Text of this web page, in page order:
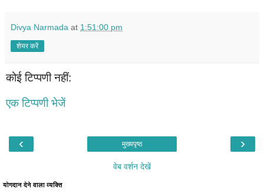
Divya Narmada at 1:51:00 pm
शेयर करें
कोई टिप्पणी नहीं:
एक टिप्पणी भेजें
‹ ›
मुख्यपृष्ठ
वेब वर्शन देखें
योगदान देने वाला व्यक्ति